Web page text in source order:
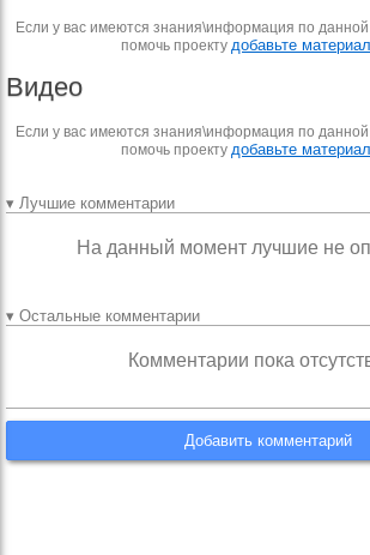
Если у вас имеются знания\информация по
помочь проекту добавьте материал
Видео
Если у вас имеются знания\информация по
помочь проекту добавьте материал
▾ Лучшие комментарии
На данный момент лучшие не
▾ Остальные комментарии
Комментарии пока
Добавить комментарий